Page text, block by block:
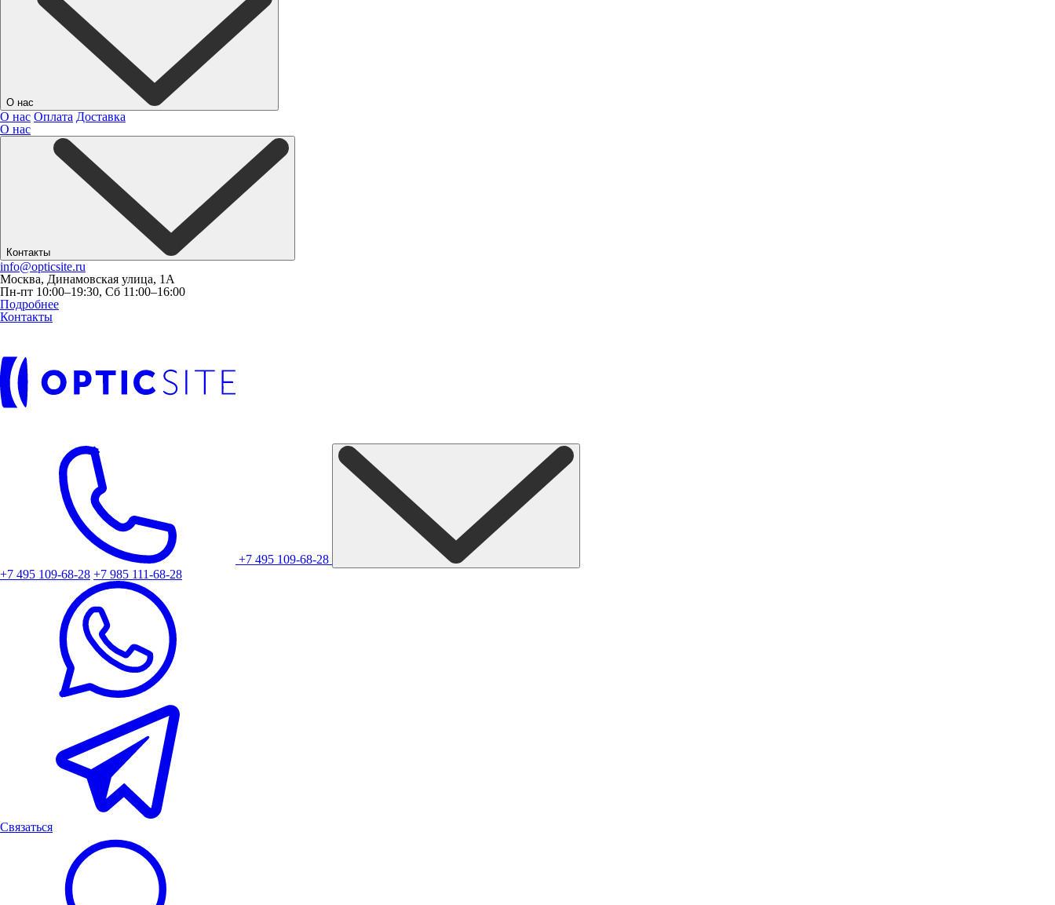
О нас
О нас Оплата Доставка
О нас
Контакты
info@opticsite.ru
Москва, Динамовская улица, 1А
Пн-пт 10:00–19:30, Сб 11:00–16:00
Подробнее
Контакты
+7 495 109-68-28
+7 495 109-68-28 +7 985 111-68-28
Связаться